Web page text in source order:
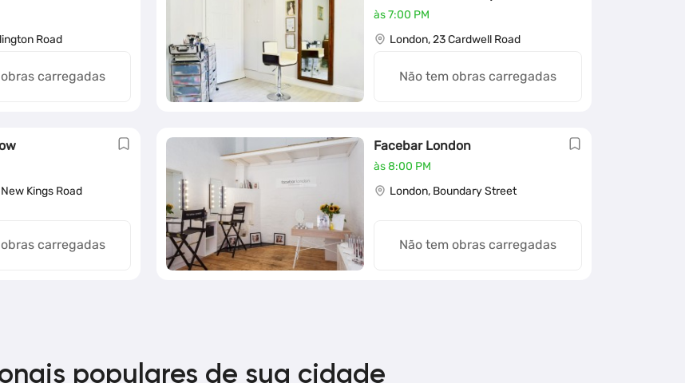
Road
carregadas
London
às 7:00 PM
London, 23 Cardwell Road
Não tem obras carregadas
Kings Road
carregadas
Facebar London
às 8:00 PM
London, Boundary Street
Não tem obras carregadas
populares de sua cidade